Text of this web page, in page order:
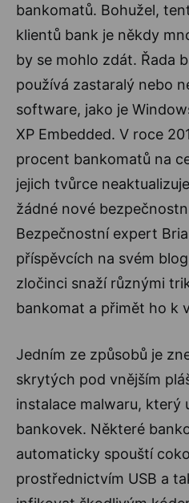
bankomatů. Bohužel,
klientů bank je někdy
by se mohlo zdát. Řada
používá zastaralý nebo
software, jako je
XP Embedded. V roce
procent bankomatů na
jejich tvůrce
žádné nové
Bezpečnostní expert
příspěvcích na svém
zločinci snaží různými
bankomat a přimět ho k
Jedním ze způsobů je
skrytých pod vnějším
instalace malwaru, který
bankovek. Některé
automaticky spouští
prostřednictvím USB a